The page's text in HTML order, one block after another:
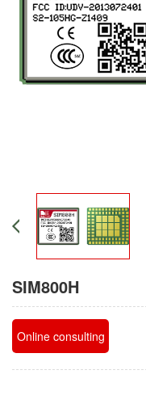
SIM800H
Online consulting